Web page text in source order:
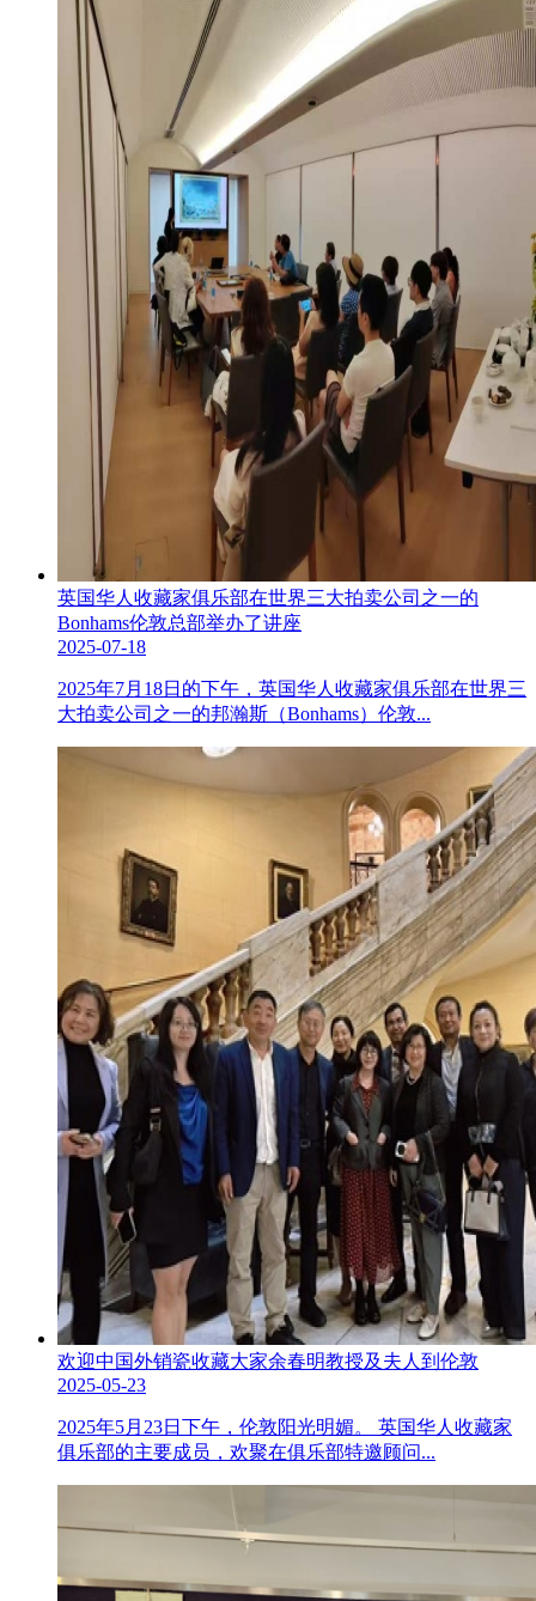
英国华人收藏家俱乐部在世界三大拍卖公司之一的
Bonhams伦敦总部举办了讲座
2025-07-18
2025年7月18日的下午，英国华人收藏家俱乐部在世界三
大拍卖公司之一的邦瀚斯（Bonhams）伦敦...
欢迎中国外销瓷收藏大家余春明教授及夫人到伦敦
2025-05-23
2025年5月23日下午，伦敦阳光明媚。 英国华人收藏家
俱乐部的主要成员，欢聚在俱乐部特邀顾问...